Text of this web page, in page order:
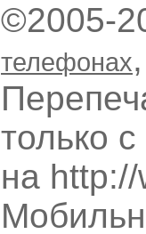
©2005-
телефонах
только
на